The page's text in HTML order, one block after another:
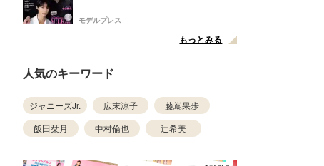
モデルプレス
もっとみる
人気のキーワード
ジャニーズJr. 広末涼子
藤嶌果歩
飯田栞月
中村倫也 辻希美